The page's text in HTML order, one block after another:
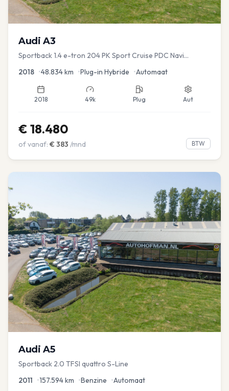
Audi A3
Sportback 1.4 e-tron 204 PK Sport Cruise PDC Navi
2018 •48.834km •Plug-in Hybride •Automaat
2018 49k Plug Aut
€ 18.480
of vanaf: € 383 /mnd BTW
Audi A5
Sportback 2.0 TFSI quattro S-Line
2011 •157.594km •Benzine •Automaat